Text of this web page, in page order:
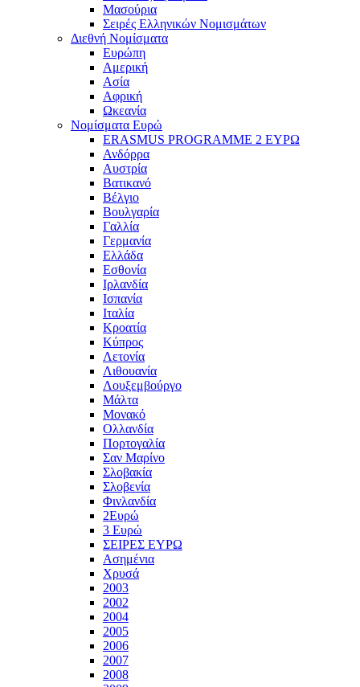
Μασούρια
Σειρές Ελληνικών Νομισμάτων
Διεθνή Νομίσματα
Ευρώπη
Αμερική
Ασία
Αφρική
Ωκεανία
Νομίσματα Ευρώ
ERASMUS PROGRAMME 2 ΕΥΡΩ
Ανδόρρα
Αυστρία
Βατικανό
Βέλγιο
Βουλγαρία
Γαλλία
Γερμανία
Ελλάδα
Εσθονία
Ιρλανδία
Ισπανία
Ιταλία
Κροατία
Κύπρος
Λετονία
Λιθουανία
Λουξεμβούργο
Μάλτα
Μονακό
Ολλανδία
Πορτογαλία
Σαν Μαρίνο
Σλοβακία
Σλοβενία
Φινλανδία
2Ευρώ
3 Ευρώ
ΣΕΙΡΕΣ ΕΥΡΩ
Ασημένια
Χρυσά
2003
2002
2004
2005
2006
2007
2008